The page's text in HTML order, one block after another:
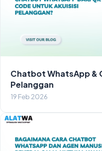
Chatbot WhatsApp &
Pelanggan
19 Feb 2026